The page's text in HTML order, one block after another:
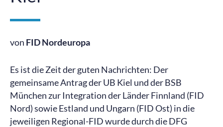
von FID Nordeuropa
Es ist die Zeit der guten Nachrichten: Der
gemeinsame Antrag der UB Kiel und der BSB
München zur Integration der Länder Finnland (FID
Nord) sowie Estland und Ungarn (FID Ost) in die
jeweiligen Regional-FID wurde durch die DFG